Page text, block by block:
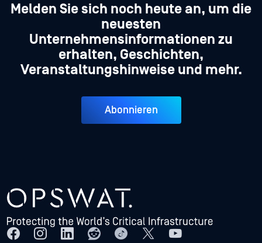
Melden Sie sich noch heute an, um die
neuesten
Unternehmensinformationen zu
erhalten, Geschichten,
Veranstaltungshinweise und mehr.
Abonnieren